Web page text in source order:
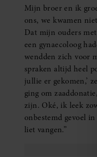
Mijn broer en ik
ons, we kwamen
Dat mijn ouders
een gynaecoloog
wendden zich voor
spraken altijd heel
jullie er gekomen,’
ging om
zijn. Oké, ik leek
onbestemd gevoel
liet vangen.”